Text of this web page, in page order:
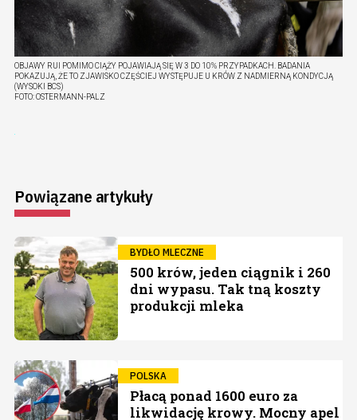
OBJAWY RUI POMIMO CIĄŻY POJAWIAJĄ SIĘ W 3 DO 10% PRZYPADKACH. BADANIA
POKAZUJĄ, ŻE TO ZJAWISKO CZĘŚCIEJ WYSTĘPUJE U KRÓW Z NADMIERNĄ KONDYCJĄ
(WYSOKI BCS)
FOTO:OSTERMANN-PALZ
Powiązane artykuły
BYDŁO MLECZNE
500 krów, jeden ciągnik i 260
dni wypasu. Tak tną koszty
produkcji mleka
POLSKA
Płacą ponad 1600 euro za
likwidację krowy. Mocny apel